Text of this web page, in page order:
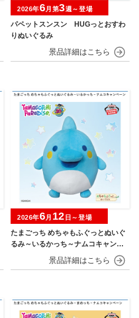
パペットスンスン HUGっとおすわ
りぬいぐるみ
2026年6月第3週～登場
たまごっち めちゃもふぐっとぬいぐ
るみ～いるかっち～ナムコキャンペ
2026年6月 12 日～登場